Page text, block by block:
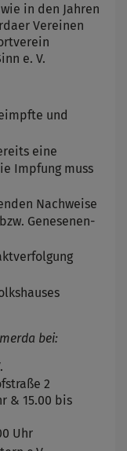
in den Jahren
Vereinen
e. V.
und
eine
Impfung muss
Nachweise
Genesenen-
bei:
2
& 15.00 bis
Uhr